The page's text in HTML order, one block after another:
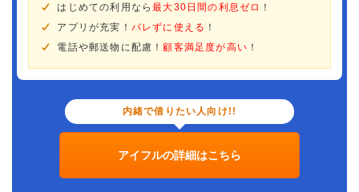
はじめての利用なら最大30日間の利息ゼロ ！
アプリが充実！ バレずに使える ！
電話や郵送物に配慮！ 顧客満足度が高い ！
内緒で借りたい人向け!!
アイフルの詳細はこちら